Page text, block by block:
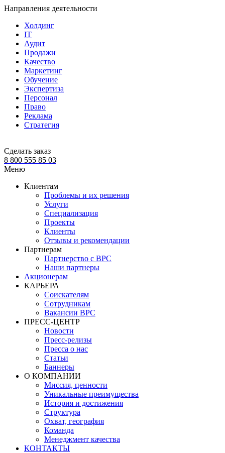
Направления деятельности
Холдинг
IT
Аудит
Продажи
Качество
Маркетинг
Обучение
Экспертиза
Персонал
Право
Реклама
Стратегия
Сделать заказ
8 800 555 85 03
Меню
Клиентам
Проблемы и их решения
Услуги
Специализация
Проекты
Клиенты
Отзывы и рекомендации
Партнерам
Партнерство с BPC
Наши партнеры
Акционерам
КАРЬЕРА
Соискателям
Сотрудникам
Вакансии BPC
ПРЕСС-ЦЕНТР
Новости
Пресс-релизы
Пресса о нас
Статьи
Баннеры
О КОМПАНИИ
Миссия, ценности
Уникальные преимущества
История и достижения
Структура
Охват, география
Команда
Менеджмент качества
КОНТАКТЫ